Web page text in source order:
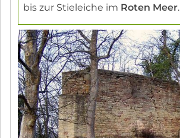
bis zur Stieleiche im Roten Meer.